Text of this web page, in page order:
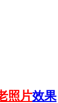
照片效果